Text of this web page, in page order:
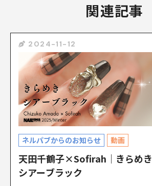
関連記事
2024-11-12
ネルパブからのお知らせ 動画
天田千鶴子×Sofirah｜きらめき
シアーブラック